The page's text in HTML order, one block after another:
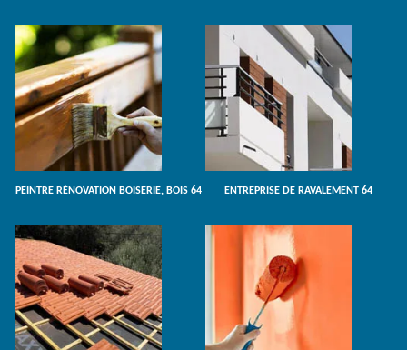
PEINTRE RÉNOVATION BOISERIE, BOIS 64 ENTREPRISE DE RAVALEMENT 64